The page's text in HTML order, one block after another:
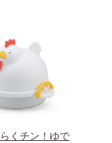
くチン！ゆで